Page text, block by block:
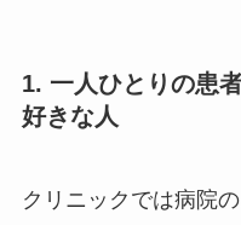
1. 一人ひとりの患
好きな人
クリニックでは病院